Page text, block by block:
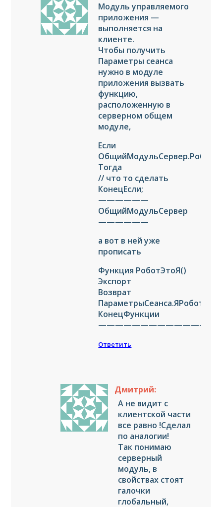
Модуль управляемого
приложения —
выполняется на
клиенте.
Чтобы получить
Параметры сеанса
нужно в модуле
приложения вызвать
функцию,
расположенную в
серверном общем
модуле,
Если
Тогда
// что то сделать
КонецЕсли;
——————
ОбщийМодульСервер
——————
а вот в ней уже
прописать
Функция РоботЭтоЯ()
Экспорт
Возврат
ПараметрыСеанса.ЯРобот;
КонецФункции
Ответить
Дмитрий:
А не видит с
клиентской части
все равно !Сделал
по аналогии!
Так понимаю
серверный
модуль, в
свойствах стоят
галочки
глобальный,